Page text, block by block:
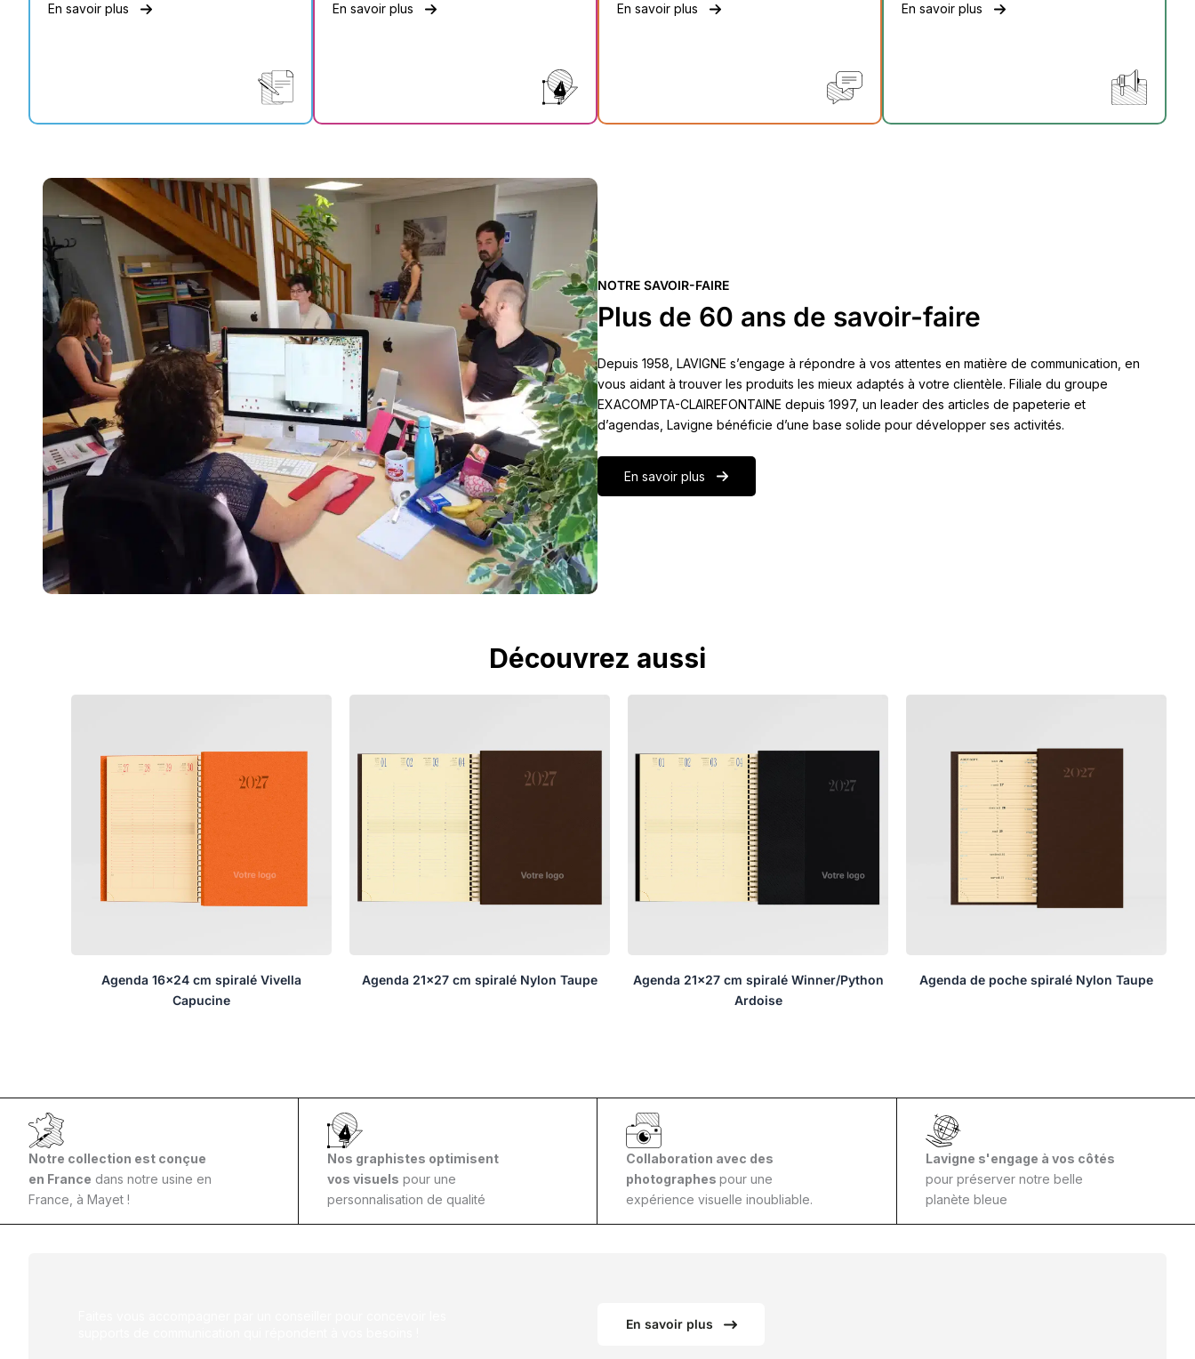
En savoir plus En savoir plus En savoir plus En savoir plus
NOTRE SAVOIR-FAIRE
Plus de 60 ans de savoir-faire
Depuis 1958, LAVIGNE s’engage à répondre à vos attentes en matière de communication, en
vous aidant à trouver les produits les mieux adaptés à votre clientèle. Filiale du groupe
EXACOMPTA-CLAIREFONTAINE depuis 1997, un leader des articles de papeterie et
d’agendas, Lavigne bénéficie d’une base solide pour développer ses activités.
En savoir plus
Découvrez aussi
Agenda 16×24 cm spiralé Vivella
Capucine
Agenda 21×27 cm spiralé Nylon Taupe
Agenda 21×27 cm spiralé Winner/Python
Ardoise
Agenda de poche spiralé Nylon Taupe
Notre collection est conçue
en France dans notre usine en
France, à Mayet !
Nos graphistes optimisent
vos visuels pour une
personnalisation de qualité
Collaboration avec des
photographespour une
expérience visuelle inoubliable.
Lavigne s'engage à vos côtés
pour préserver notre belle
planète bleue
En savoir plus